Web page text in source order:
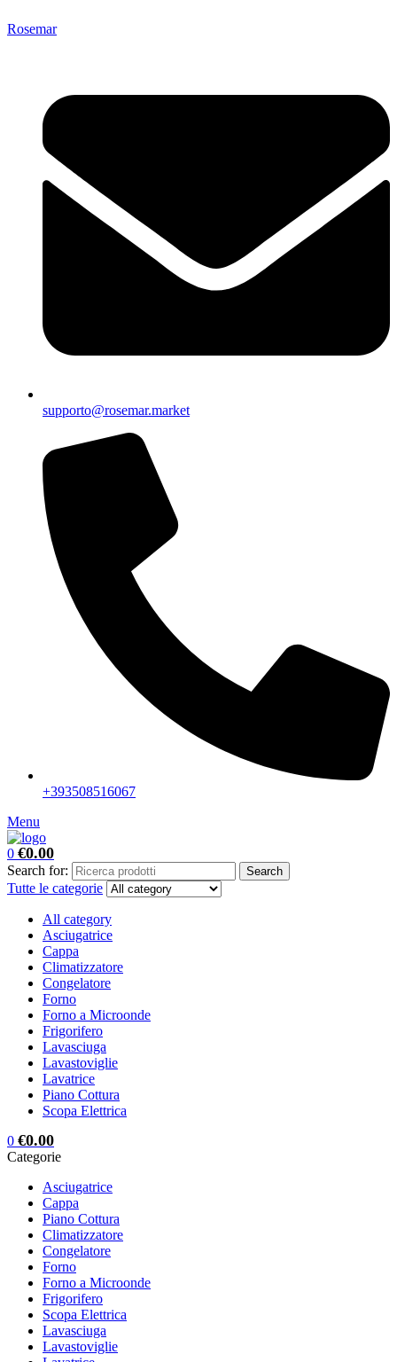
Rosemar
supporto@rosemar.market
+393508516067
Menu
0 €0.00
Search for: Search
Tutte le categorie
All category
Asciugatrice
Cappa
Climatizzatore
Congelatore
Forno
Forno a Microonde
Frigorifero
Lavasciuga
Lavastoviglie
Lavatrice
Piano Cottura
Scopa Elettrica
0 €0.00
Categorie
Asciugatrice
Cappa
Piano Cottura
Climatizzatore
Congelatore
Forno
Forno a Microonde
Frigorifero
Scopa Elettrica
Lavasciuga
Lavastoviglie